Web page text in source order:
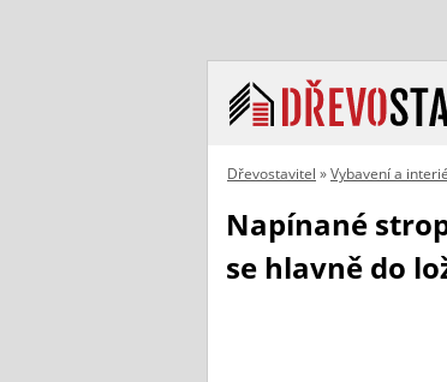
Dřevostavitel »Vybavení a
Napínané
se hlavně do